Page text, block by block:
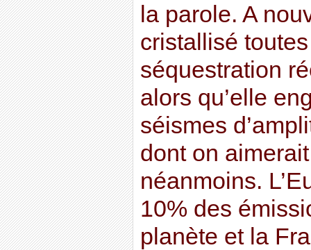
la parole. A
cristallisé
séquestration
alors qu’elle
séismes
dont on
néanmoins.
10% des
planète et la